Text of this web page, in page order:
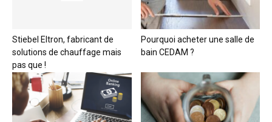
Stiebel Eltron, fabricant de
solutions de chauffage mais
pas que !
Pourquoi acheter une salle de
bain CEDAM ?